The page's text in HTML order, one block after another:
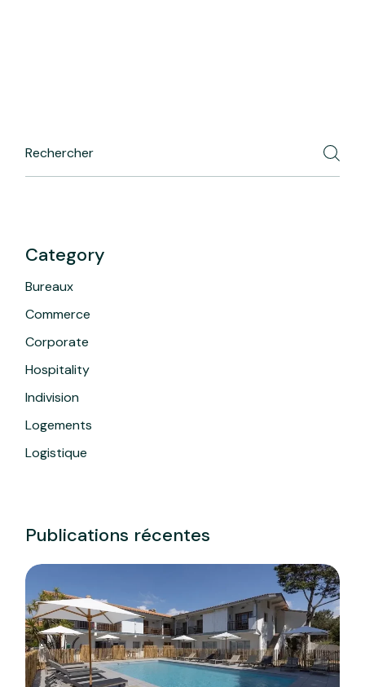
Category
Bureaux
Commerce
Corporate
Hospitality
Indivision
Logements
Logistique
Publications récentes